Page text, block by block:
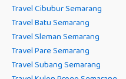
Travel Cibubur Semarang
Travel Batu Semarang
Travel Sleman Semarang
Travel Pare Semarang
Travel Subang Semarang